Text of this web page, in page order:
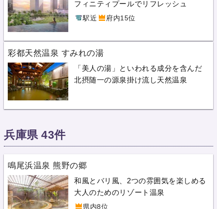
フィニティプールでリフレッシュ
駅近 府内15位
彩都天然温泉 すみれの湯
「美人の湯」といわれる成分を含んだ
北摂随一の源泉掛け流し天然温泉
兵庫県 43件
鳴尾浜温泉 熊野の郷
和風とバリ風、2つの雰囲気を楽しめる
大人のためのリゾート温泉
県内8位